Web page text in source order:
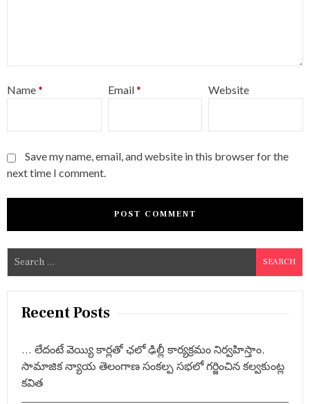
Name* Email* Website
Save my name, email, and website in this browser for the
next time I comment.
e
a
Recent Posts
… లేదంటే వెయ్యి కార్లతో ఛలో ఢిల్లీ కార్యక్రమం నిర్వహిస్తాం,
సామాజిక న్యాయ తెలంగాణ సంకల్ప సభలో గర్జించిన కల్వకుంట్ల
కవిత